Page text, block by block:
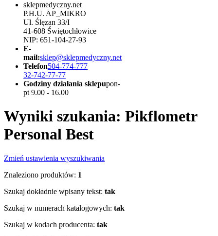
sklepmedyczny.net
P.H.U. AP_MIKRO
Ul. Ślęzan 33/I
41-608 Świętochłowice
NIP: 651-104-27-93
E-
mail:sklep@sklepmedyczny.net
Telefon504-774-777
32-742-77-77
Godziny działania sklepupon-
pt 9.00 - 16.00
Wyniki szukania: Pikflometr
Personal Best
Zmień ustawienia wyszukiwania
Znaleziono produktów: 1
Szukaj dokładnie wpisany tekst: tak
Szukaj w numerach katalogowych: tak
Szukaj w kodach producenta: tak